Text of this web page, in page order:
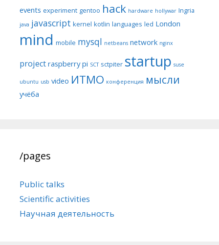
events experiment gentoo hack hardware hollywar Ingria
java javascript kernel kotlin languages led London
mind mobile mysql netbeans network nginx
project raspberry pi SCT sctpiter startup suse
ubuntu usb video ИТМО конференция мысли
учёба
/pages
Public talks
Scientific activities
Научная деятельность